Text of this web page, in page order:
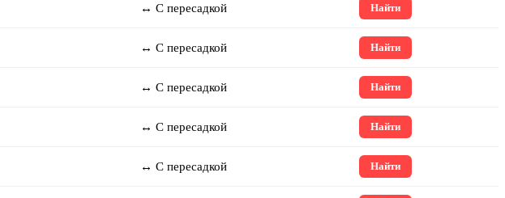
↔ С пересадкой Найти
↔ С пересадкой Найти
↔ С пересадкой Найти
↔ С пересадкой Найти
↔ С пересадкой Найти